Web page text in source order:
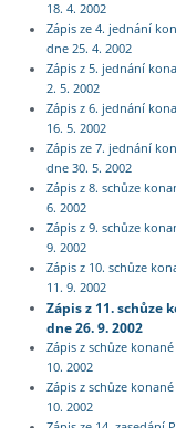
18. 4. 2002
Zápis ze 4. jednání
dne 25. 4. 2002
Zápis z 5. jednání
2. 5. 2002
Zápis z 6. jednání
16. 5. 2002
Zápis ze 7. jednání
dne 30. 5. 2002
Zápis z 8. schůze
6. 2002
Zápis z 9. schůze
9. 2002
Zápis z 10. schůze
11. 9. 2002
Zápis z 11. schůze
dne 26. 9. 2002
Zápis z schůze
10. 2002
Zápis z schůze
10. 2002